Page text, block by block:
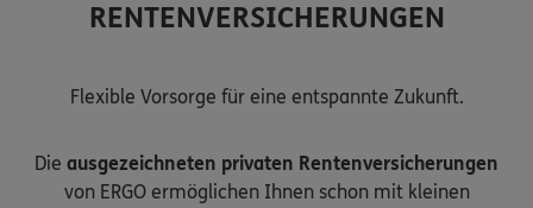
RENTENVERSICHERUNGEN
Flexible Vorsorge für eine entspannte Zukunft.
Die ausgezeichneten privaten Rentenversicherungen
von ERGO ermöglichen Ihnen schon mit kleinen